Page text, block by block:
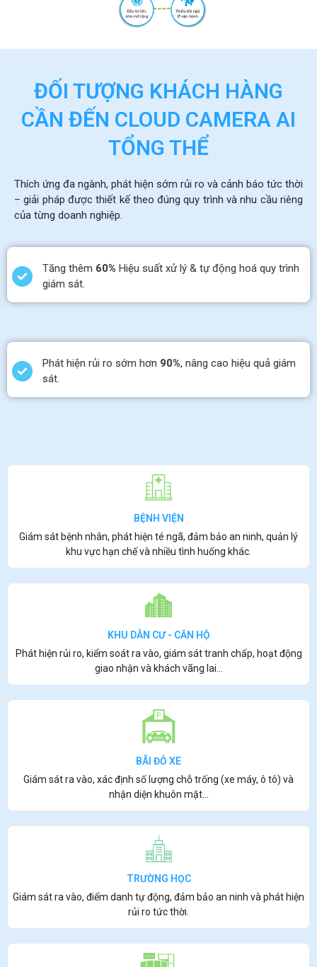
ĐỐI TƯỢNG KHÁCH HÀNG
CẦN ĐẾN CLOUD CAMERA AI
TỔNG THỂ
Thích ứng đa ngành, phát hiện sớm rủi ro và cảnh báo tức thời
– giải pháp được thiết kế theo đúng quy trình và nhu cầu riêng
của từng doanh nghiệp.
Tăng thêm 60% Hiệu suất xử lý & tự động hoá quy trình
giám sát.
Phát hiện rủi ro sớm hơn 90%, nâng cao hiệu quả giám
sát.
BỆNH VIỆN
Giám sát bệnh nhân, phát hiện té ngã, đảm bảo an ninh, quản lý
khu vực hạn chế và nhiều tình huống khác.
KHU DÂN CƯ - CĂN HỘ
Phát hiện rủi ro, kiểm soát ra vào, giám sát tranh chấp, hoạt động
giao nhận và khách vãng lai…
BÃI ĐỖ XE
Giám sát ra vào, xác định số lượng chỗ trống (xe máy, ô tô) và
nhận diện khuôn mặt…
TRƯỜNG HỌC
Giám sát ra vào, điểm danh tự động, đảm bảo an ninh và phát hiện
rủi ro tức thời.